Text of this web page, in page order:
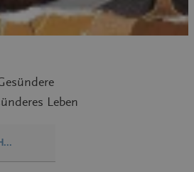
Leben